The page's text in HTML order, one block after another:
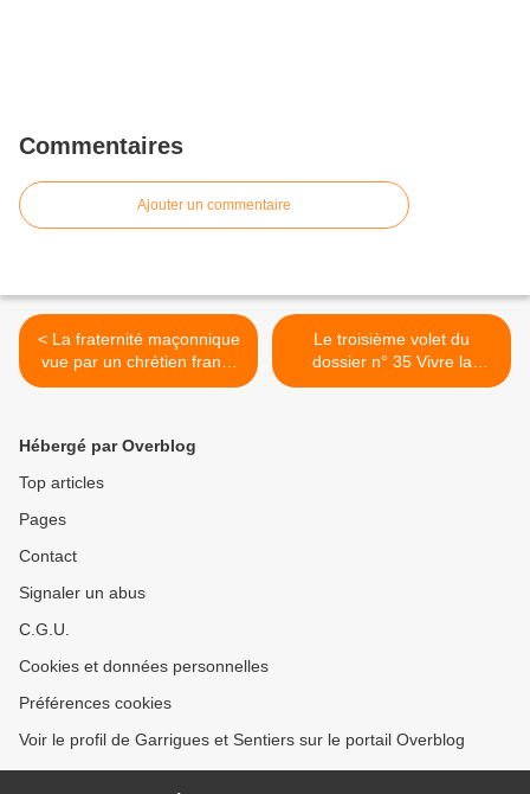
Commentaires
Ajouter un commentaire
< La fraternité maçonnique
vue par un chrétien franc-
maçon
Le troisième volet du
dossier n° 35 Vivre la
fraternité est en ligne >
Hébergé par Overblog
Top articles
Pages
Contact
Signaler un abus
C.G.U.
Cookies et données personnelles
Préférences cookies
Voir le profil de Garrigues et Sentiers sur le portail Overblog